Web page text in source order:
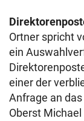
Ortner spricht
ein
einer der
Anfrage an
Oberst Michael